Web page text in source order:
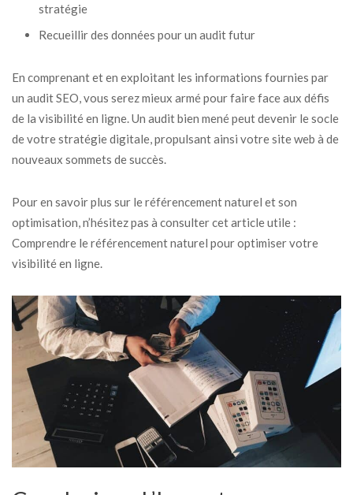
stratégie
Recueillir des données pour un audit futur
En comprenant et en exploitant les informations fournies par
un audit SEO, vous serez mieux armé pour faire face aux défis
de la visibilité en ligne. Un audit bien mené peut devenir le socle
de votre stratégie digitale, propulsant ainsi votre site web à de
nouveaux sommets de succès.
Pour en savoir plus sur le référencement naturel et son
optimisation, n’hésitez pas à consulter cet article utile :
Comprendre le référencement naturel pour optimiser votre
visibilité en ligne.